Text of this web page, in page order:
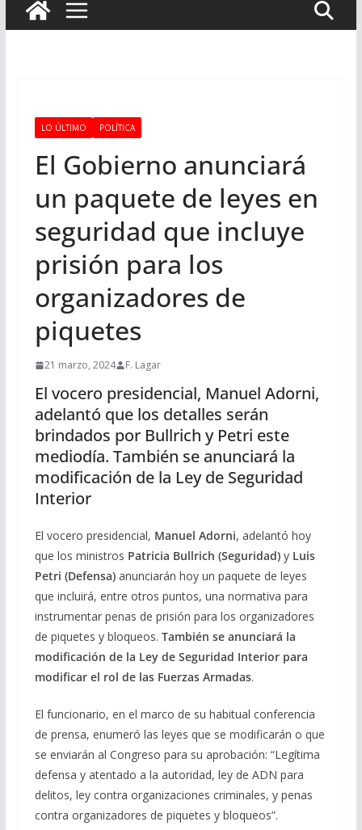
LO ÚLTIMO POLÍTICA
El Gobierno anunciará
un paquete de leyes en
seguridad que incluye
prisión para los
organizadores de
piquetes
21 marzo, 2024 F. Lagar
El vocero presidencial, Manuel Adorni,
adelantó que los detalles serán
brindados por Bullrich y Petri este
mediodía. También se anunciará la
modificación de la Ley de Seguridad
Interior
El vocero presidencial, Manuel Adorni, adelantó hoy
que los ministros Patricia Bullrich (Seguridad)y Luis
Petri (Defensa)anunciarán hoy un paquete de leyes
que incluirá, entre otros puntos, una normativa para
instrumentar penas de prisión para los organizadores
de piquetes y bloqueos. También se anunciará la
modificación de la Ley de Seguridad Interior para
modificar el rol de las Fuerzas Armadas.
El funcionario, en el marco de su habitual conferencia
de prensa, enumeró las leyes que se modificarán o que
se enviarán al Congreso para su aprobación: “Legítima
defensa y atentado a la autoridad, ley de ADN para
delitos, ley contra organizaciones criminales, y penas
contra organizadores de piquetes y bloqueos”.